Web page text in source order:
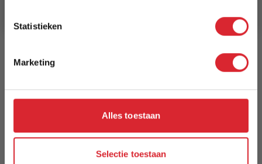
Statistieken
Marketing
Alles toestaan
Selectie toestaan
Schrijf uw eigen review
Samenvatting